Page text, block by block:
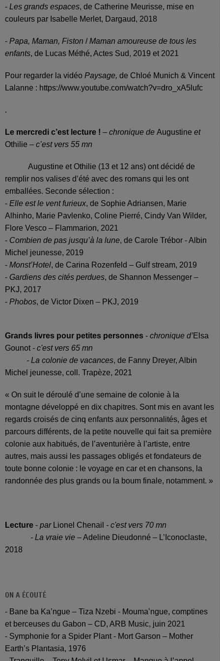
- Les grands espaces, de Catherine Meurisse, mise en
couleurs par Isabelle Merlet, Dargaud, 2018
- Papa, Maman, Fiston /Maman amoureuse de tous les
enfants, de Lucas Méthé, Actes Sud, 2019 et 2021
Pour regarder la vidéo Paysage, de Chloé Munich & Vincent
Lalanne : https://www.youtube.com/watch?v=dro_xA5lufc
.
Le mercredi c’est lecture ! – chronique de Augustine et
Othilie – c’est vers 55 mn
Augustine et Othilie (13 et 12 ans) ont décidé de
remplir nos valises d’été avec des romans qui les ont
emballées. Seconde sélection :
- Elle est le vent furieux, de Sophie Adriansen, Marie
Alhinho, Marie Pavlenko, Coline Pierré, Cindy Van Wilder,
Flore Vesco – Flammarion, 2021
- Combien de pas jusqu’à la lune, de Carole Trébor - Albin
Michel jeunesse, 2019
- Monst’Hotel, de Carina Rozenfeld – Gulf stream, 2019
- Gardiens des cités perdues, de Shannon Messenger –
PKJ, 2017
- Phobos, de Victor Dixen – PKJ, 2019
Grands livres pour petites personnes - chronique d’Elsa
Gounot- c'est vers 65 mn
- La colonie de vacances, de Fanny Dreyer, Albin
Michel jeunesse, coll. Trapèze, 2021
« On suit le déroulé d’une semaine de colonie à la
montagne développé en dix chapitres. Sont mis en avant les
regards croisés de cinq enfants aux personnalités, âges et
parcours différents, de la petite nouvelle qui fait sa première
colonie aux habitués, de l’aventurière à l’artiste, entre
autres, mais aussi les passages obligés et fondateurs de
toute bonne colonie : le voyage en car et en chansons, la
randonnée des plus grands ou la boum finale, notamment. »
Lecture - par Lionel Chenail - c'est vers 70 mn
- La vraie vie – Adeline Dieudonné – L’Iconoclaste,
2018
ON A ÉCOUTÉ
- Bane ba Ka’ngue – Tiza Nzebi - Mouma’ngue, comptines
et berceuses du Gabon – CD, ARB Music, juin 2021
- Symphonie for a Spider Plant - Mort Garson – Mother
Earth’s Plantasia, 1976